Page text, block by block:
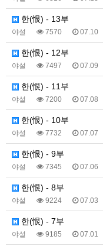
한(恨) - 13부
야설 7570 07.10
한(恨) - 12부
야설 7497 07.09
한(恨) - 11부
야설 7200 07.08
한(恨) - 10부
야설 7732 07.07
한(恨) - 9부
야설 7345 07.06
한(恨) - 8부
야설 9224 07.03
한(恨) - 7부
야설 9185 07.01